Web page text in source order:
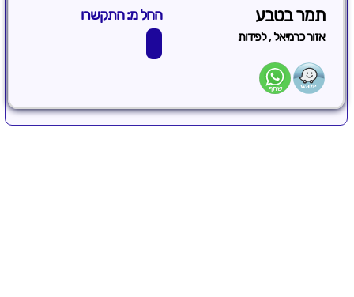
תמר בטבע החל מ: התקשרו
אזור כרמיאל ,לפידות